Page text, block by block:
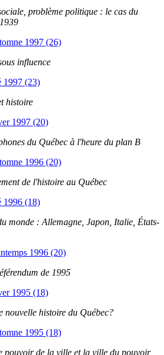
problème politique : le cas du
1997 (26)
influence
1997 (23)
histoire
1997 (20)
du Québec à l'heure du plan B
1996 (20)
de l'histoire au Québec
1996 (18)
monde : Allemagne, Japon, Italie, États-
1996 (20)
de 1995
1995 (18)
nouvelle histoire du Québec?
1995 (18)
pouvoir de la ville et la ville du pouvoir